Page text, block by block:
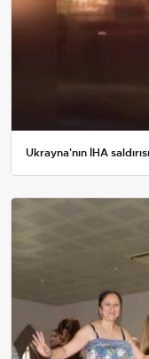
Ukrayna'nın İHA